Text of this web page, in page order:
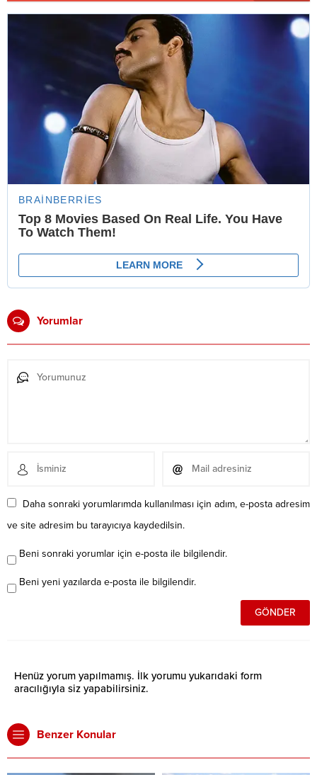
Yorumlar
Daha sonraki yorumlarımda kullanılması için adım, e-posta adresim
ve site adresim bu tarayıcıya kaydedilsin.
Beni sonraki yorumlar için e-posta ile bilgilendir.
Beni yeni yazılarda e-posta ile bilgilendir.
Henüz yorum yapılmamış. İlk yorumu yukarıdaki form
aracılığıyla siz yapabilirsiniz.
Benzer Konular